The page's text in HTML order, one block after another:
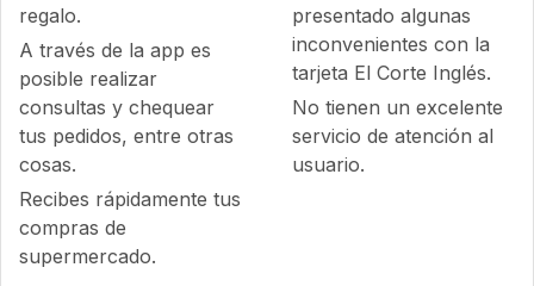
regalo.
A través de la app es
posible realizar
consultas y chequear
tus pedidos, entre otras
cosas.
Recibes rápidamente tus
compras de
supermercado.
presentado algunas
inconvenientes con la
tarjeta El Corte Inglés.
No tienen un excelente
servicio de atención al
usuario.